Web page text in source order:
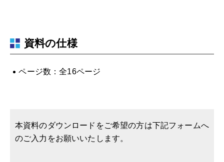
資料の仕様
ページ数：全16ページ
本資料のダウンロードをご希望の方は下記フォームへ
のご入力をお願いいたします。